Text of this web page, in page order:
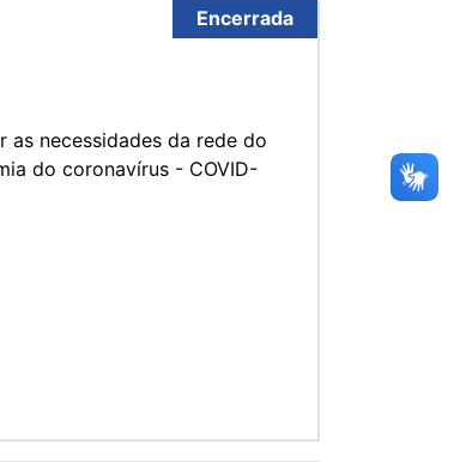
Encerrada
as necessidades da rede do
do coronavírus - COVID-